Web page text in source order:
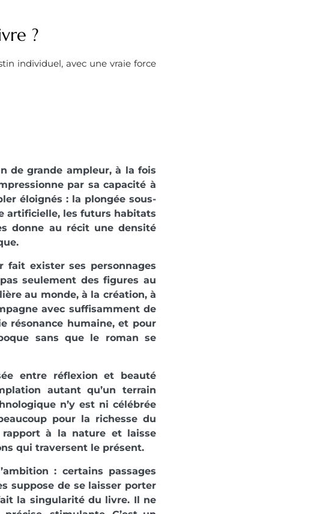
?
individuel, avec une vraie force
de grande ampleur, à la fois
par sa capacité à
éloignés : la plongée sous-
artificielle, les futurs habitats
donne au récit une densité
fait exister ses personnages
seulement des figures au
au monde, à la création, à
avec suffisamment de
résonance humaine, et pour
sans que le roman se
entre réflexion et beauté
autant qu’un terrain
n’y est ni célébrée
pour la richesse du
à la nature et laisse
qui traversent le présent.
: certains passages
suppose de se laisser porter
la singularité du livre. Il ne